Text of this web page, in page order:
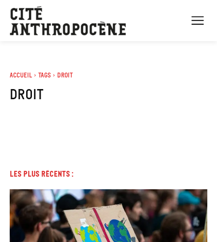
Accueil Tags Droit
droit
Les plus récents :